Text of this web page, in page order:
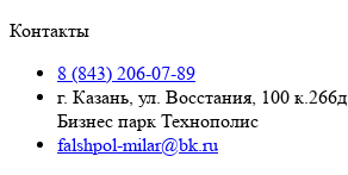
Контакты
8 (843) 206-07-89
г. Казань, ул. Восстания, 100 к.266д
Бизнес парк Технополис
falshpol-milar@bk.ru